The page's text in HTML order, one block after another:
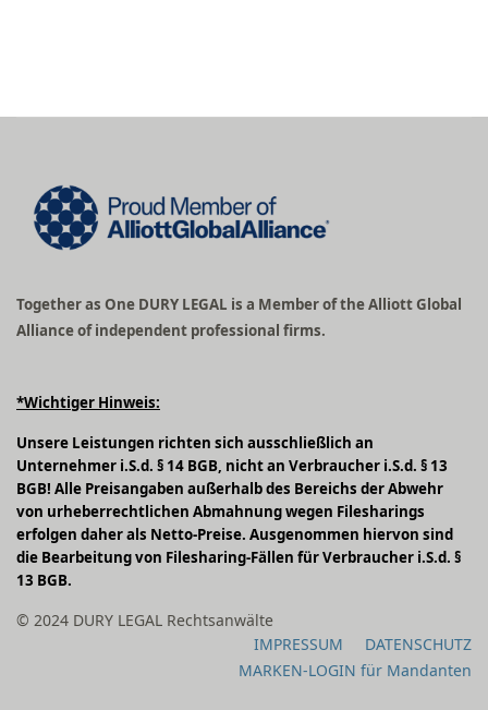
Together as One DURY LEGAL is a Member of the Alliott Global
Alliance of independent professional firms.
*Wichtiger Hinweis:
Unsere Leistungen richten sich ausschließlich an
Unternehmer i.S.d. § 14 BGB, nicht an Verbraucher i.S.d. § 13
BGB! Alle Preisangaben außerhalb des Bereichs der Abwehr
von urheberrechtlichen Abmahnung wegen Filesharings
erfolgen daher als Netto-Preise. Ausgenommen hiervon sind
die Bearbeitung von Filesharing-Fällen für Verbraucher i.S.d. §
13 BGB.
© 2024 DURY LEGAL Rechtsanwälte
IMPRESSUM
DATENSCHUTZ
MARKEN-LOGIN für Mandanten